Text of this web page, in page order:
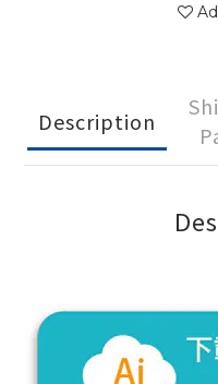
Description